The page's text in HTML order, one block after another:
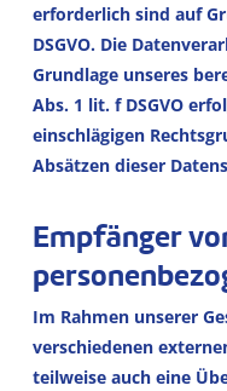
erforderlich sind auf
DSGVO. Die
Grundlage unseres
Abs. 1 lit. f DSGVO
einschlägigen
Absätzen dieser
Empfänger
Im Rahmen unserer
verschiedenen
teilweise auch eine